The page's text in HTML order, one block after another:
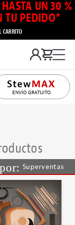
HASTA UN 30 %
TU PEDIDO*
CARRITO
ENVÍO GRATUITO
Superventas